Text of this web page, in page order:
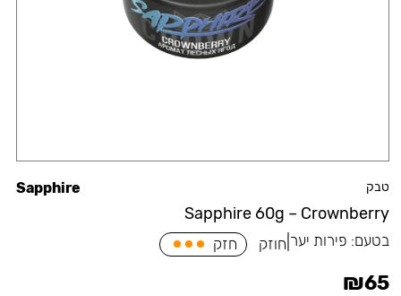
טבק
Sapphire 60g – Crownberry
Sapphire
בטעם: פירות יער חוזק חזק
₪65